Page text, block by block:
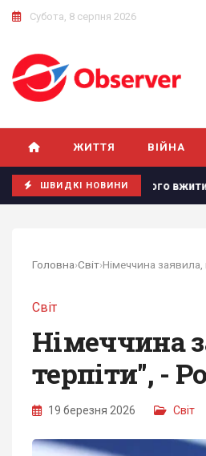
Субота, 8 серпня 2026
ЖИТТЯ ВІЙНА
ШВИДКІ НОВИНИ
змусить його вжити заходів, -
Головна›Світ›
Світ
Німеччина
терпіти", -
19 березня 2026 Світ